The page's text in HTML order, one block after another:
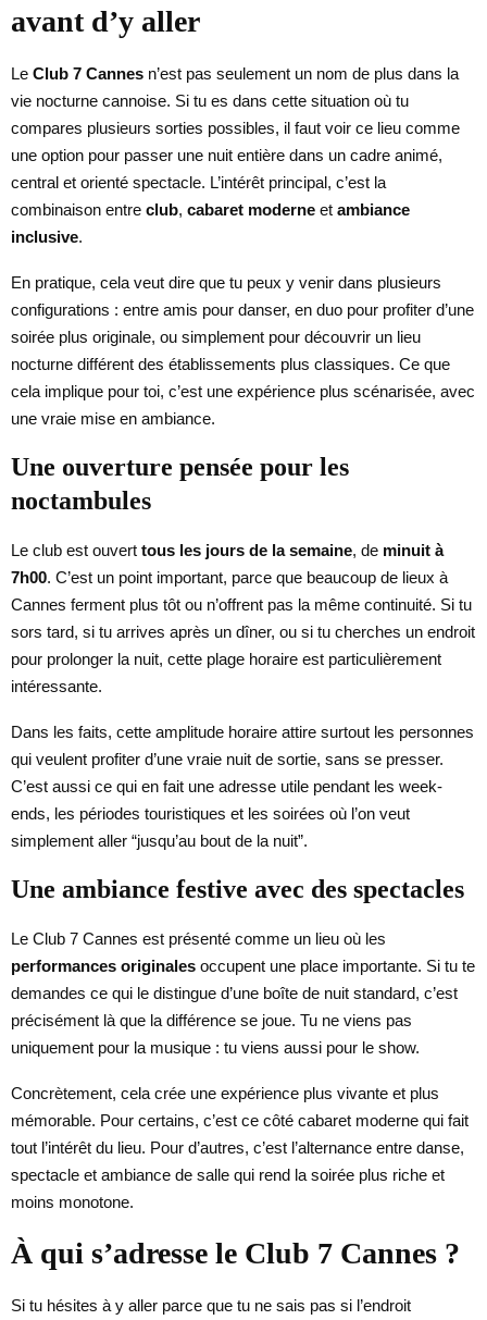
avant d’y aller
Le Club 7 Cannes n’est pas seulement un nom de plus dans la
vie nocturne cannoise. Si tu es dans cette situation où tu
compares plusieurs sorties possibles, il faut voir ce lieu comme
une option pour passer une nuit entière dans un cadre animé,
central et orienté spectacle. L’intérêt principal, c’est la
combinaison entre club, cabaret moderne et ambiance
inclusive.
En pratique, cela veut dire que tu peux y venir dans plusieurs
configurations : entre amis pour danser, en duo pour profiter d’une
soirée plus originale, ou simplement pour découvrir un lieu
nocturne différent des établissements plus classiques. Ce que
cela implique pour toi, c’est une expérience plus scénarisée, avec
une vraie mise en ambiance.
Une ouverture pensée pour les
noctambules
Le club est ouvert tous les jours de la semaine, de minuit à
7h00. C’est un point important, parce que beaucoup de lieux à
Cannes ferment plus tôt ou n’offrent pas la même continuité. Si tu
sors tard, si tu arrives après un dîner, ou si tu cherches un endroit
pour prolonger la nuit, cette plage horaire est particulièrement
intéressante.
Dans les faits, cette amplitude horaire attire surtout les personnes
qui veulent profiter d’une vraie nuit de sortie, sans se presser.
C’est aussi ce qui en fait une adresse utile pendant les week-
ends, les périodes touristiques et les soirées où l’on veut
simplement aller “jusqu’au bout de la nuit”.
Une ambiance festive avec des spectacles
Le Club 7 Cannes est présenté comme un lieu où les
performances originales occupent une place importante. Si tu te
demandes ce qui le distingue d’une boîte de nuit standard, c’est
précisément là que la différence se joue. Tu ne viens pas
uniquement pour la musique : tu viens aussi pour le show.
Concrètement, cela crée une expérience plus vivante et plus
mémorable. Pour certains, c’est ce côté cabaret moderne qui fait
tout l’intérêt du lieu. Pour d’autres, c’est l’alternance entre danse,
spectacle et ambiance de salle qui rend la soirée plus riche et
moins monotone.
À qui s’adresse le Club 7 Cannes ?
Si tu hésites à y aller parce que tu ne sais pas si l’endroit